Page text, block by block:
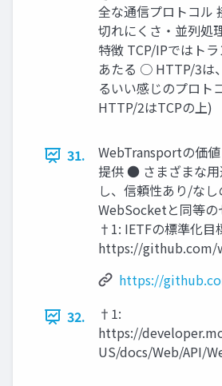
全な通信プロトコル
切れにくさ・並列処
特徴 TCP/IPではト
あたる ○ HTTP/3は
るいい感じのプロト
HTTP/2はTCPの上)
31.
WebTransportの価
提供 ● さまざまな
し、信頼性あり/な
WebSocketと同等の
†1: IETFの標準化目
https://github.com/
https://
32.
†1:
https://
US/docs/Web/API/